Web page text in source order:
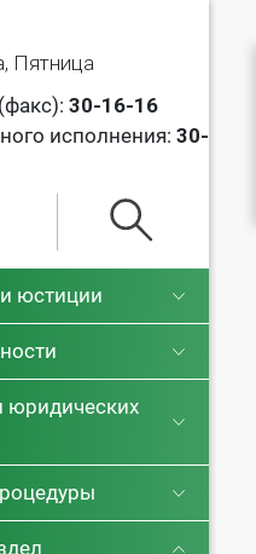
Пятница
30-16-16
исполнения: 30-
юстиции
юридических